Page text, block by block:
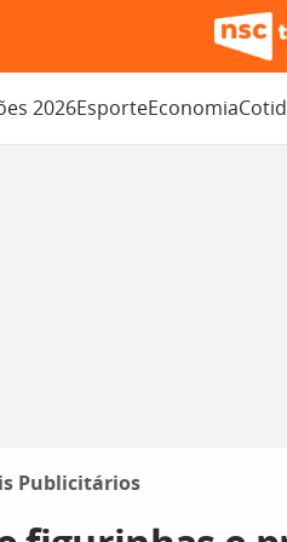
2026EsporteEconomia
Publicitários